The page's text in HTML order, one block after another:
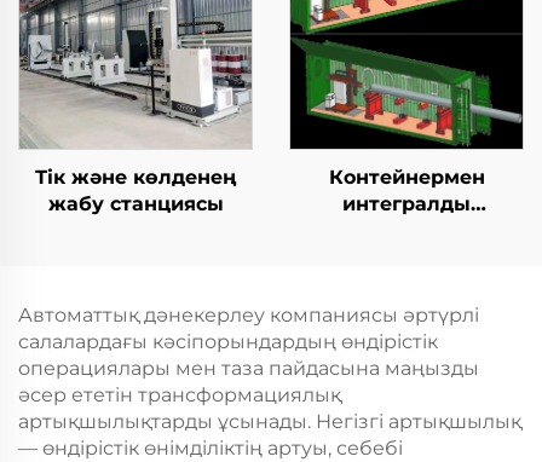
Тік және көлденең
жабу станциясы
Контейнермен
интегралды
Автоматтық дәнекерлеу компаниясы әртүрлі
салалардағы кәсіпорындардың өндірістік
операциялары мен таза пайдасына маңызды
әсер ететін трансформациялық
артықшылықтарды ұсынады. Негізгі артықшылық
— өндірістік өнімділіктің артуы, себебі